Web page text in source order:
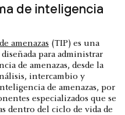
de inteligencia
amenazas (TIP) es una
para administrar
de amenazas, desde la
intercambio y
de amenazas, por
especializados que se
dentro del ciclo de vida de